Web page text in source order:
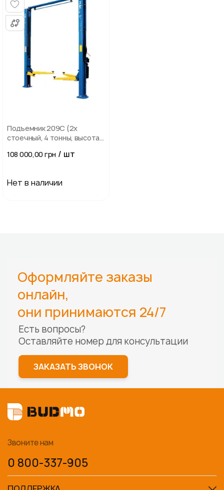
Подъемник 209C (2х
стоечный, 4 тонны, высота
108 000,00 грн / шт
Нет в наличии
Оформляйте заказы
онлайн,
они принимаются 24/7
Есть вопросы?
Оставляйте номер для консультации
ЗАКАЗАТЬ ЗВОНОК
Звоните нам
0 800-337-905